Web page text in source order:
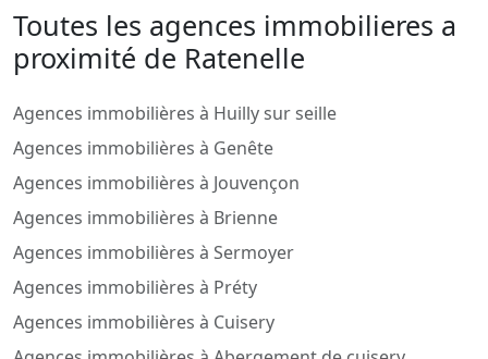
Toutes les agences immobilieres a
proximité de Ratenelle
Agences immobilières à Huilly sur seille
Agences immobilières à Genête
Agences immobilières à Jouvençon
Agences immobilières à Brienne
Agences immobilières à Sermoyer
Agences immobilières à Préty
Agences immobilières à Cuisery